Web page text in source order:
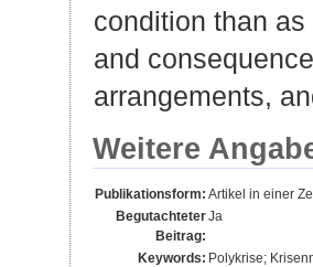
condition than
and
arrangements,
Weitere
Publikationsform: Artikel in einer
Begutachteter
Beitrag:
Ja
Keywords: Polykrise;